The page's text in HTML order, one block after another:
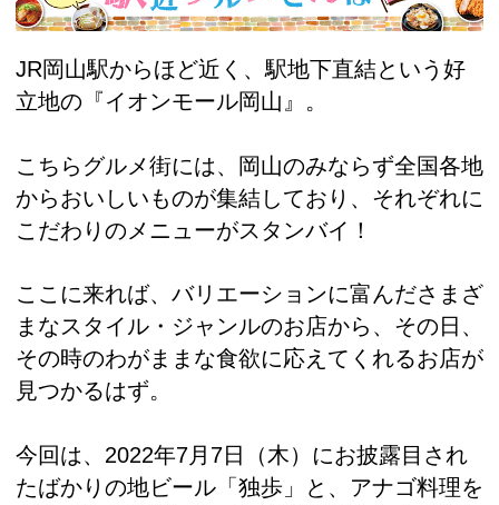
JR岡山駅からほど近く、駅地下直結という好
立地の『イオンモール岡山』。
こちらグルメ街には、岡山のみならず全国各地
からおいしいものが集結しており、それぞれに
こだわりのメニューがスタンバイ！
ここに来れば、バリエーションに富んださまざ
まなスタイル・ジャンルのお店から、その日、
その時のわがままな食欲に応えてくれるお店が
見つかるはず。
今回は、2022年7月7日（木）にお披露目され
たばかりの地ビール「独歩」と、アナゴ料理を